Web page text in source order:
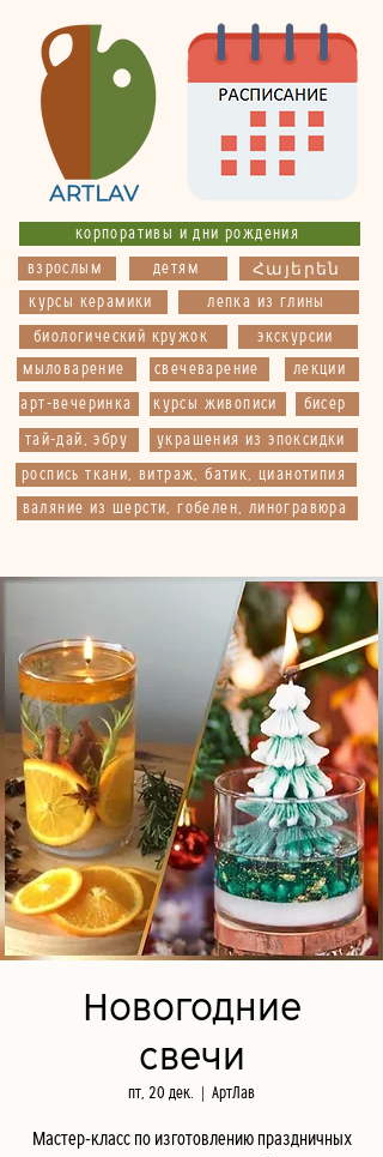
корпоративы и дни рождения
детям
взрослым Հայերեն
украшения из эпоксидки
мыловарение свечеварение
арт-вечеринка бисер
тай-дай, эбру
экскурсии
лепка из глины
роспись ткани, витраж, батик, цианотипия
курсы живописи
лекции
биологический кружок
курсы керамики
валяние из шерсти, гобелен, линогравюра
Новогодние
свечи
пт, 20 дек. АртЛав
Мастер-класс по изготовлению праздничных